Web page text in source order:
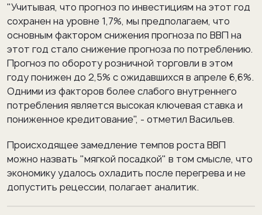
"Учитывая, что прогноз по инвестициям на этот год
сохранен на уровне 1,7%, мы предполагаем, что
основным фактором снижения прогноза по ВВП на
этот год стало снижение прогноза по потреблению.
Прогноз по обороту розничной торговли в этом
году понижен до 2,5% с ожидавшихся в апреле 6,6%.
Одними из факторов более слабого внутреннего
потребления является высокая ключевая ставка и
пониженное кредитование", - отметил Васильев.
Происходящее замедление темпов роста ВВП
можно назвать "мягкой посадкой" в том смысле, что
экономику удалось охладить после перегрева и не
допустить рецессии, полагает аналитик.